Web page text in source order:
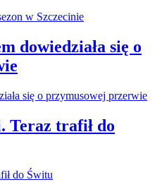
dowiedziała się o
Teraz trafił do